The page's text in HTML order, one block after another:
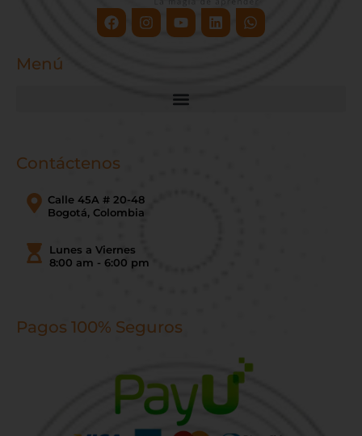
FacebookInstagram
YoutubeLinkedinWhatsapp
Menú
Contáctenos
Calle 45A # 20-48
Bogotá, Colombia
Lunes a Viernes
8:00 am - 6:00 pm
Pagos 100% Seguros